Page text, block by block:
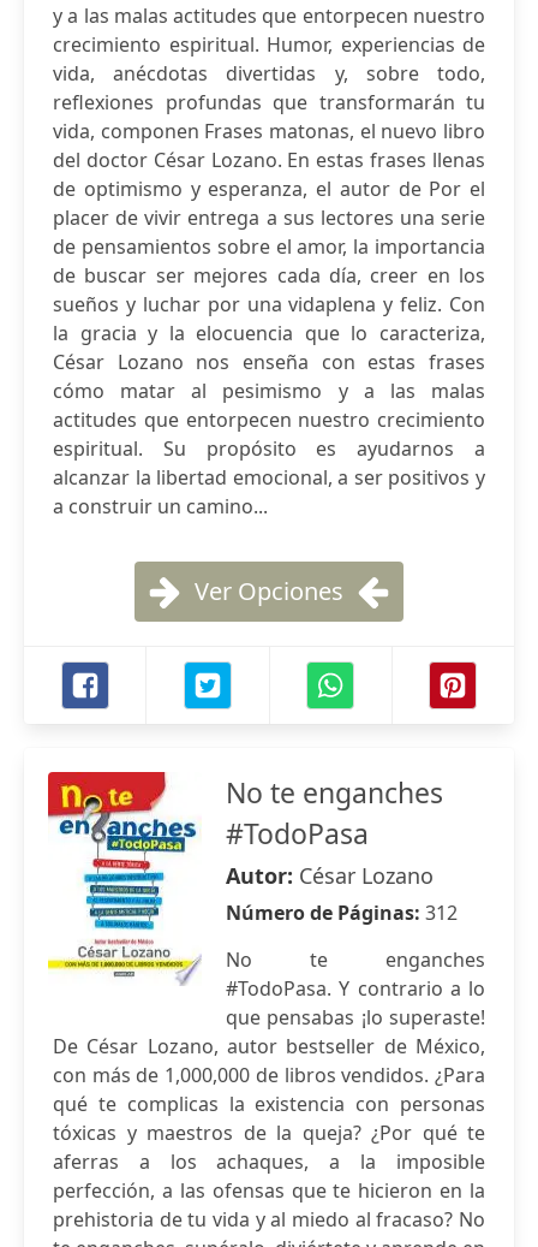
y a las malas actitudes que entorpecen nuestro
crecimiento espiritual. Humor, experiencias de
vida, anécdotas divertidas y, sobre todo,
reflexiones profundas que transformarán tu
vida, componen Frases matonas, el nuevo libro
del doctor César Lozano. En estas frases llenas
de optimismo y esperanza, el autor de Por el
placer de vivir entrega a sus lectores una serie
de pensamientos sobre el amor, la importancia
de buscar ser mejores cada día, creer en los
sueños y luchar por una vidaplena y feliz. Con
la gracia y la elocuencia que lo caracteriza,
César Lozano nos enseña con estas frases
cómo matar al pesimismo y a las malas
actitudes que entorpecen nuestro crecimiento
espiritual. Su propósito es ayudarnos a
alcanzar la libertad emocional, a ser positivos y
a construir un camino...
Ver Opciones
No te enganches
#TodoPasa
Autor: César Lozano
Número de Páginas: 312
No te enganches
#TodoPasa. Y contrario a lo
que pensabas ¡lo superaste!
De César Lozano, autor bestseller de México,
con más de 1,000,000 de libros vendidos. ¿Para
qué te complicas la existencia con personas
tóxicas y maestros de la queja? ¿Por qué te
aferras a los achaques, a la imposible
perfección, a las ofensas que te hicieron en la
prehistoria de tu vida y al miedo al fracaso? No